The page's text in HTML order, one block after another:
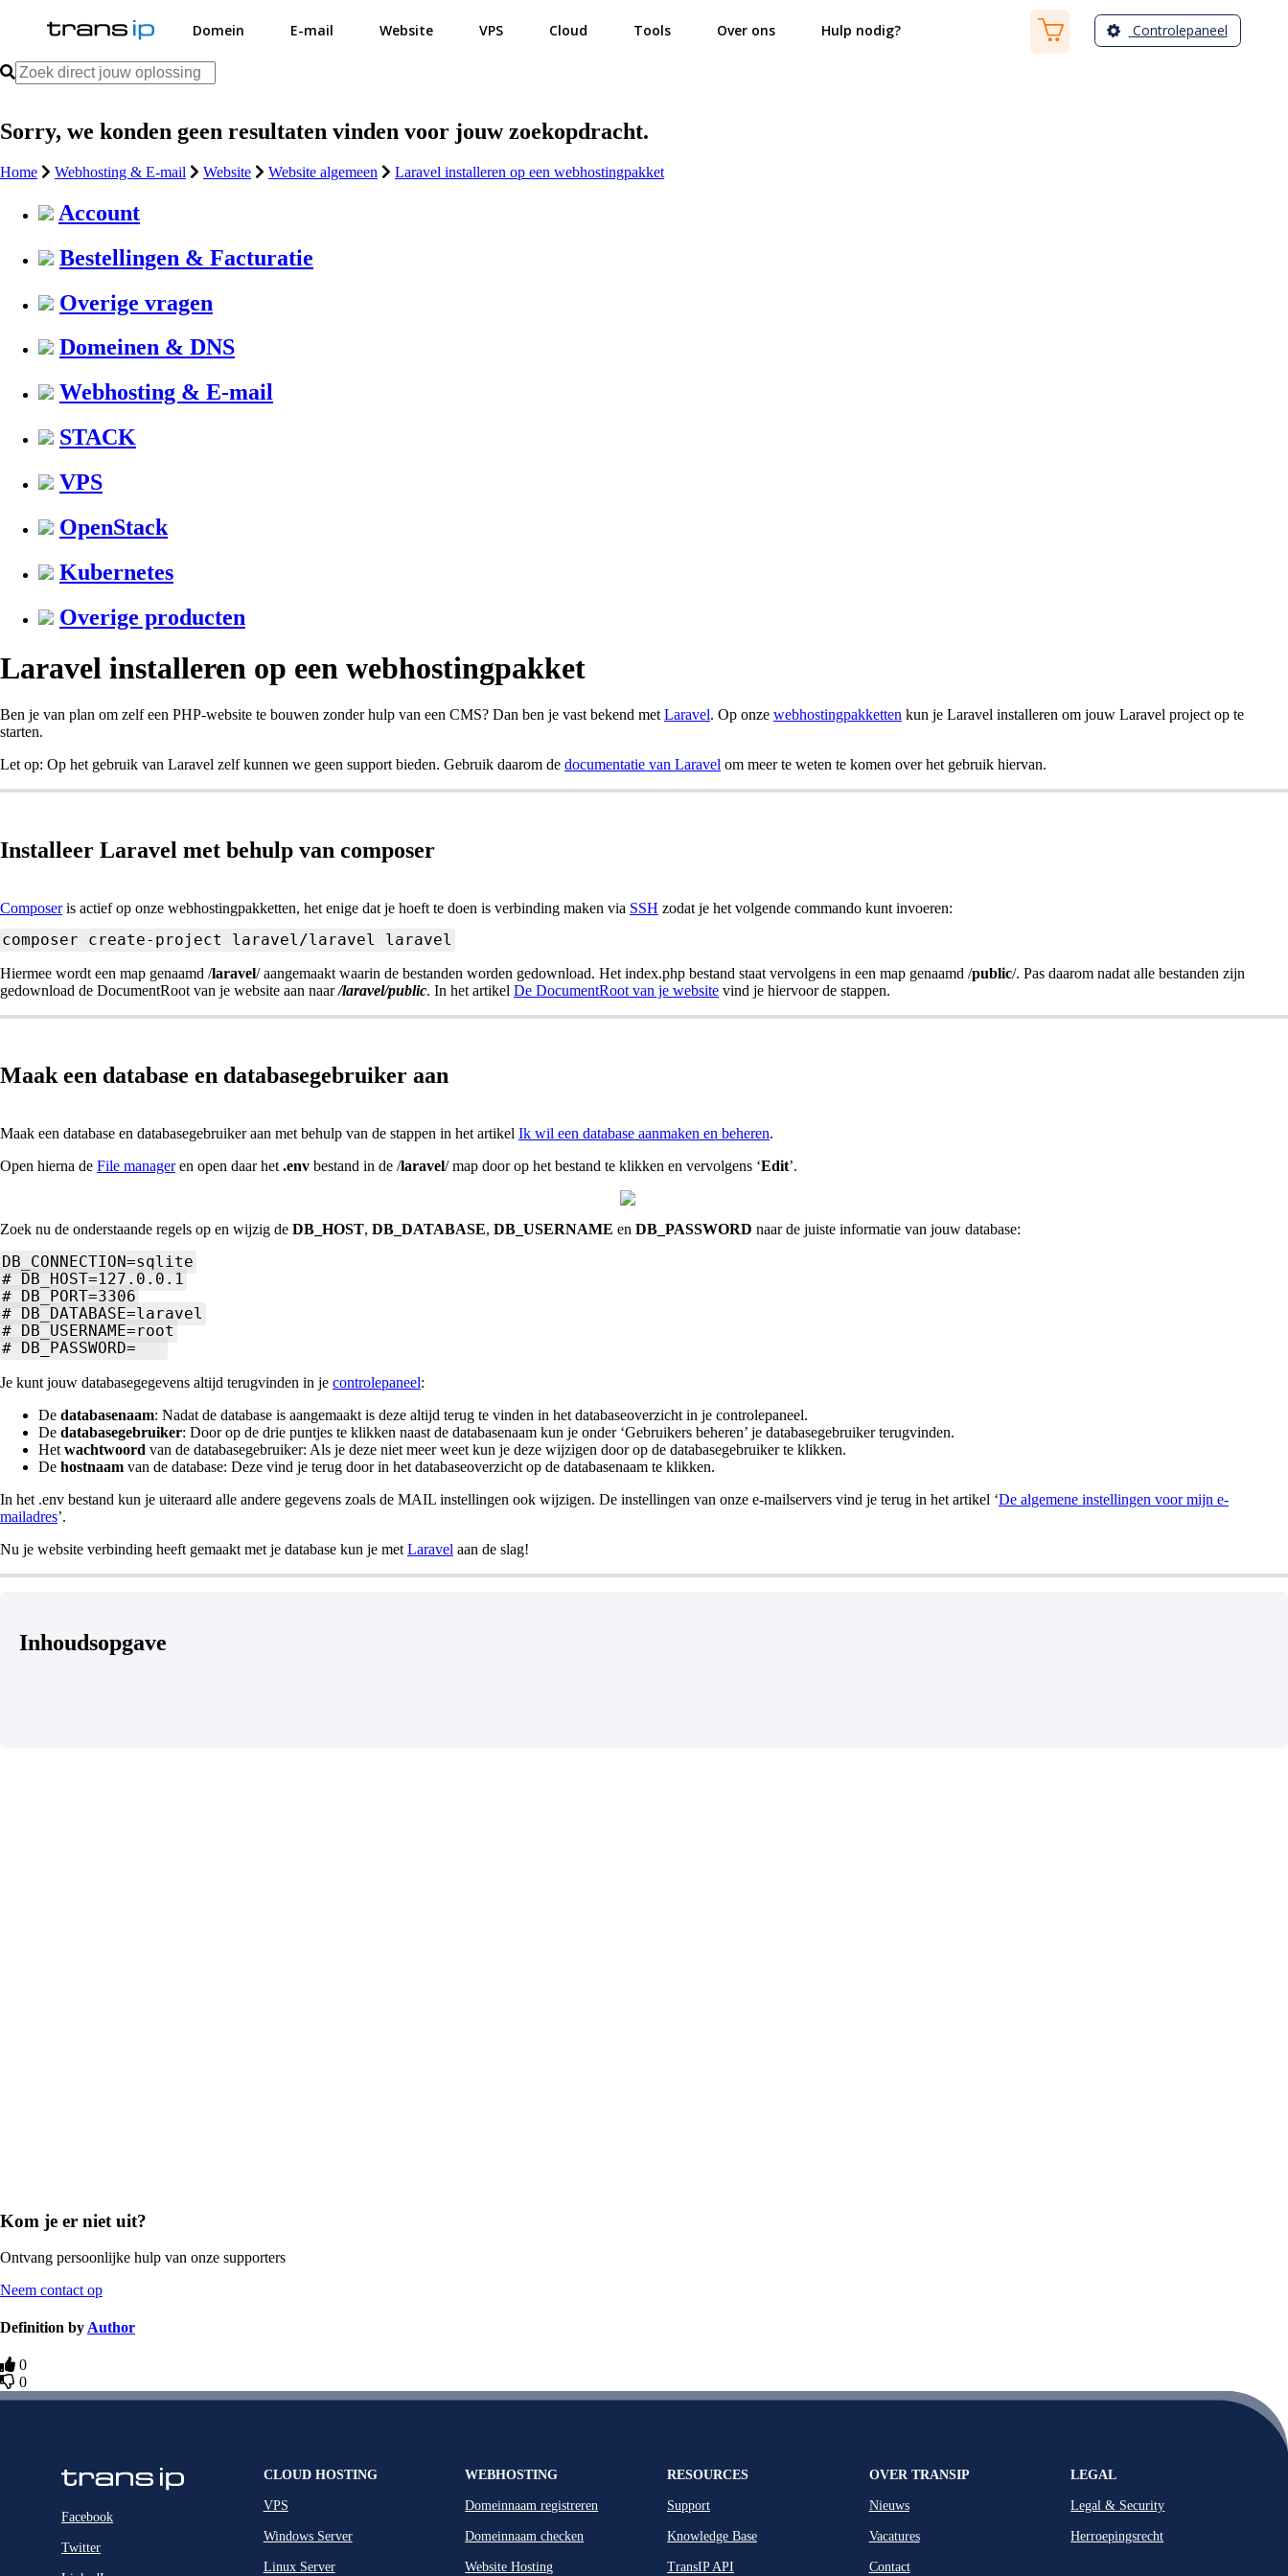
Domein E-mail Website VPS Cloud Tools Over ons Hulp nodig? Controlepaneel
Sorry, we konden geen resultaten vinden voor jouw zoekopdracht.
Home Webhosting & E-mail Website Website algemeen Laravel installeren op een webhostingpakket
Account
Bestellingen & Facturatie
Overige vragen
Domeinen & DNS
Webhosting & E-mail
STACK
VPS
OpenStack
Kubernetes
Overige producten
Laravel installeren op een webhostingpakket
Ben je van plan om zelf een PHP-website te bouwen zonder hulp van een CMS? Dan ben je vast bekend met Laravel. Op onze webhostingpakketten kun je Laravel installeren om jouw Laravel project op te
starten.
Let op: Op het gebruik van Laravel zelf kunnen we geen support bieden. Gebruik daarom de documentatie van Laravel om meer te weten te komen over het gebruik hiervan.
Installeer Laravel met behulp van composer
Composeris actief op onze webhostingpakketten, het enige dat je hoeft te doen is verbinding maken via SSH zodat je het volgende commando kunt invoeren:
composer create-project laravel/laravel laravel
Hiermee wordt een map genaamd /laravel/ aangemaakt waarin de bestanden worden gedownload. Het index.php bestand staat vervolgens in een map genaamd /public/. Pas daarom nadat alle bestanden zijn
gedownload de DocumentRoot van je website aan naar/laravel/public. In het artikel De DocumentRoot van je website vind je hiervoor de stappen.
Maak een database en databasegebruiker aan
Maak een database en databasegebruiker aan met behulp van de stappen in het artikel Ik wil een database aanmaken en beheren.
Open hierna de File manageren open daar het .env bestand in de /laravel/ map door op het bestand te klikken en vervolgens ‘Edit’.
Zoek nu de onderstaande regels op en wijzig de DB_HOST, DB_DATABASE, DB_USERNAME en DB_PASSWORD naar de juiste informatie van jouw database:
DB_CONNECTION=sqlite
# DB_HOST=127.0.0.1
# DB_PORT=3306
# DB_DATABASE=laravel
# DB_USERNAME=root
# DB_PASSWORD=
Je kunt jouw databasegegevens altijd terugvinden in je controlepaneel:
De databasenaam: Nadat de database is aangemaakt is deze altijd terug te vinden in het databaseoverzicht in je controlepaneel.
De databasegebruiker: Door op de drie puntjes te klikken naast de databasenaam kun je onder ‘Gebruikers beheren’ je databasegebruiker terugvinden.
Het wachtwoord van de databasegebruiker: Als je deze niet meer weet kun je deze wijzigen door op de databasegebruiker te klikken.
De hostnaam van de database: Deze vind je terug door in het databaseoverzicht op de databasenaam te klikken.
In het .env bestand kun je uiteraard alle andere gegevens zoals de MAIL instellingen ook wijzigen. De instellingen van onze e-mailservers vind je terug in het artikel ‘De algemene instellingen voor mijn e-
mailadres’.
Nu je website verbinding heeft gemaakt met je database kun je met Laravel aan de slag!
Inhoudsopgave
Kom je er niet uit?
Ontvang persoonlijke hulp van onze supporters
Neem contact op
Definition by Author
0
0
Facebook
Twitter
CLOUD HOSTING
VPS
Windows Server
Linux Server
WEBHOSTING
Domeinnaam registreren
Domeinnaam checken
Website Hosting
RESOURCES
Support
Knowledge Base
TransIP API
OVER TRANSIP
Nieuws
Vacatures
Contact
LEGAL
Legal & Security
Herroepingsrecht